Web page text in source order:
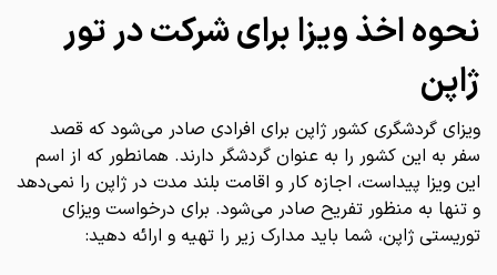
نحوه اخذ ویزا برای شرکت در تور
ژاپن
ویزای گردشگری کشور ژاپن برای افرادی صادر می‌شود که قصد
سفر به این کشور را به عنوان گردشگر دارند. همانطور که از اسم
این ویزا پیداست، اجازه کار و اقامت بلند مدت در ژاپن را نمی‌دهد
و تنها به منظور تفریح صادر می‌شود. برای درخواست ویزای
توریستی ژاپن، شما باید مدارک زیر را تهیه و ارائه دهید: